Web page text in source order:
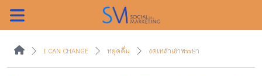
ค้นหา
I CAN CHANGE หยุดดื่ม งดเหล้าเข้าพรรษา